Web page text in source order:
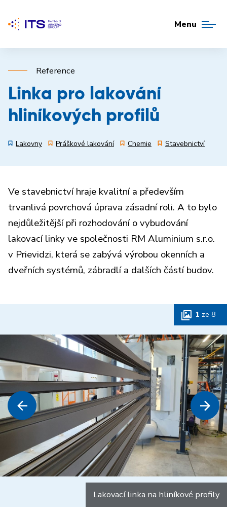
Menu
Reference
Linka pro lakování
hliníkových profilů
Lakovny Práškové lakování Chemie Stavebnictví
Ve stavebnictví hraje kvalitní a především
trvanlivá povrchová úprava zásadní roli. A to bylo
nejdůležitější při rozhodování o vybudování
lakovací linky ve společnosti RM Aluminium s.r.o.
v Prievidzi, která se zabývá výrobou okenních a
dveřních systémů, zábradlí a dalších částí budov.
1 ze 8
Lakovací linka na hliníkové profily